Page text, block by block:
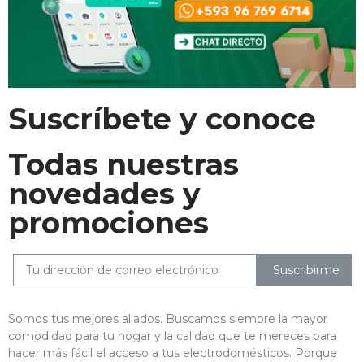
Suscríbete y conoce
Todas nuestras
novedades y
promociones
Suscribirme
Somos tus mejores aliados. Buscamos siempre la mayor
comodidad para tu hogar y la calidad que te mereces para
hacer más fácil el acceso a tus electrodomésticos. Porque